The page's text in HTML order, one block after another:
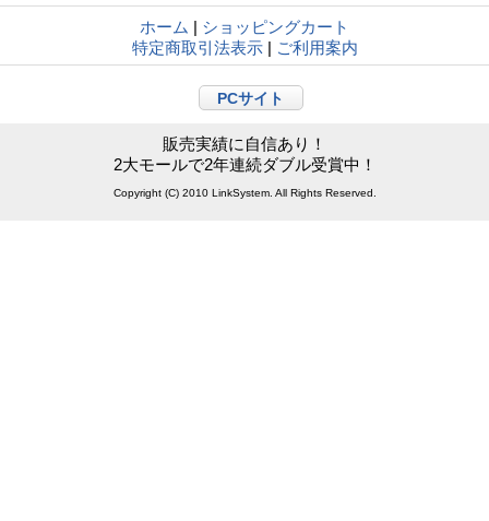
ホーム | ショッピングカート
特定商取引法表示 | ご利用案内
PCサイト
販売実績に自信あり！
2大モールで2年連続ダブル受賞中！
Copyright (C) 2010 LinkSystem. All Rights Reserved.